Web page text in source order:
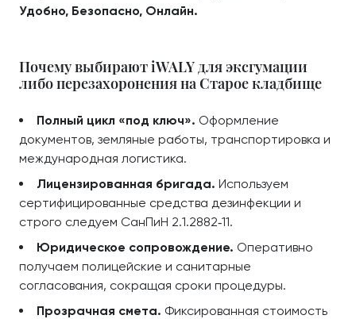
Удобно, Безопасно, Онлайн.
Почему выбирают iWALY для эксгумации
либо перезахоронения на Старое кладбище
Полный цикл «под ключ». Оформление
документов, земляные работы, транспортировка и
международная логистика.
Лицензированная бригада. Используем
сертифицированные средства дезинфекции и
строго следуем СанПиН 2.1.2882‑11.
Юридическое сопровождение. Оперативно
получаем полицейские и санитарные
согласования, сокращая сроки процедуры.
Прозрачная смета. Фиксированная стоимость